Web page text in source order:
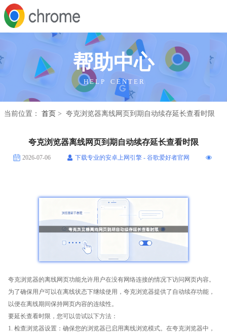
帮助中心
H E L P C E N T E R
当前位置： 首页 > 夸克浏览器离线网页到期自动续存延长查看时限
夸克浏览器离线网页到期自动续存延长查看时限
2026-07-06 下载专业的安卓上网引擎 - 谷歌爱好者官网
夸克浏览器的离线网页功能允许用户在没有网络连接的情况下访问网页内容。
为了确保用户可以在离线状态下继续使用，夸克浏览器提供了自动续存功能，
以便在离线期间保持网页内容的连续性。
要延长查看时限，您可以尝试以下方法：
1. 检查浏览器设置：确保您的浏览器已启用离线浏览模式。在夸克浏览器中，